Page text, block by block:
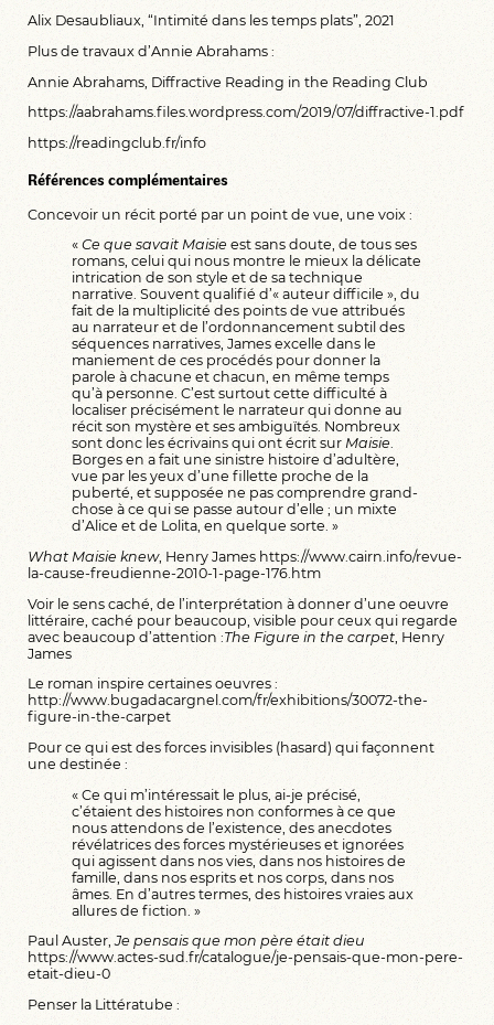
Alix Desaubliaux,“Intimité dans les temps plats”, 2021
Plus de travaux d’Annie Abrahams :
Annie Abrahams, Diffractive Reading in the Reading Club
https://aabrahams.files.wordpress.com/2019/07/diffractive-1.pdf
https://readingclub.fr/info
Références complémentaires
Concevoir un récit porté par un point de vue, une voix :
«Ce que savait Maisie est sans doute, de tous ses
romans, celui qui nous montre le mieux la délicate
intrication de son style et de sa technique
narrative. Souvent qualifié d’« auteur difficile », du
fait de la multiplicité des points de vue attribués
au narrateur et de l’ordonnancement subtil des
séquences narratives, James excelle dans le
maniement de ces procédés pour donner la
parole à chacune et chacun, en même temps
qu’à personne. C’est surtout cette difficulté à
localiser précisément le narrateur qui donne au
récit son mystère et ses ambiguïtés. Nombreux
sont donc les écrivains qui ont écrit surMaisie.
Borges en a fait une sinistre histoire d’adultère,
vue par les yeux d’une fillette proche de la
puberté, et supposée ne pas comprendre grand-
chose à ce qui se passe autour d’elle ; un mixte
d’Alice et de Lolita, en quelque sorte. »
What Maisie knew, Henry James https://www.cairn.info/revue-
la-cause-freudienne-2010-1-page-176.htm
Voir le sens caché, de l’interprétation à donner d’une oeuvre
littéraire, caché pour beaucoup, visible pour ceux qui regarde
avec beaucoup d’attention :The Figure in the carpet , Henry
James
Le roman inspire certaines oeuvres :
http://www.bugadacargnel.com/fr/exhibitions/30072-the-
figure-in-the-carpet
Pour ce qui est des forces invisibles (hasard) qui façonnent
une destinée :
« Ce qui m’intéressait le plus, ai-je précisé,
c’étaient des histoires non conformes à ce que
nous attendons de l’existence, des anecdotes
révélatrices des forces mystérieuses et ignorées
qui agissent dans nos vies, dans nos histoires de
famille, dans nos esprits et nos corps, dans nos
âmes. En d’autres termes, des histoires vraies aux
allures de fiction. »
Paul Auster,Je pensais que mon père était dieu
https://www.actes-sud.fr/catalogue/je-pensais-que-mon-pere-
etait-dieu-0
Penser la Littératube :